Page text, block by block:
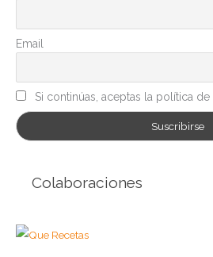
a
s
Email
Si continúas, aceptas la política de
Colaboraciones